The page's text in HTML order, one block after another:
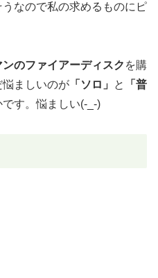
なので私の求めるものにピ
ンのファイアーディスク を購
悩ましいのが 「ソロ」 と
「普
す。悩ましい(-_-)